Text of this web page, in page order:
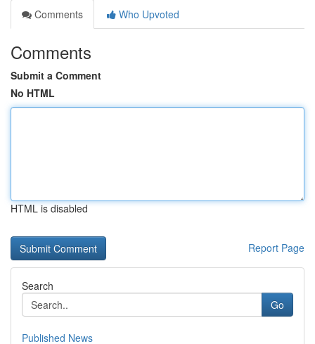
Comments
Who Upvoted
Comments
Submit a Comment
No HTML
HTML is disabled
Report Page
Search
Go
Published News